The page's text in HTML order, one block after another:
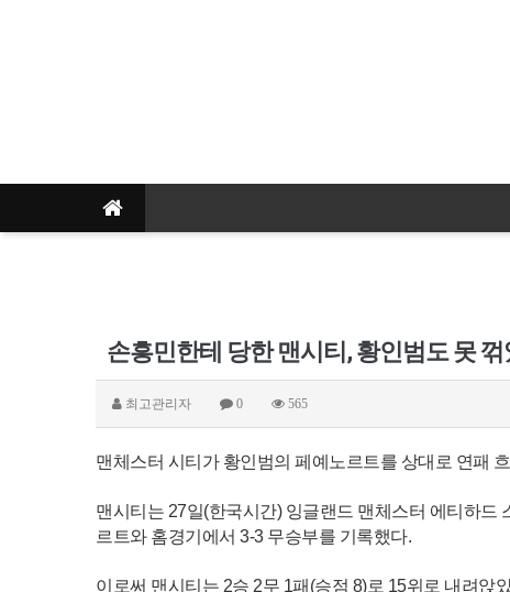
최고관리자 0 565
맨체스터 시티가 황인범의 페예노르트를 상대로 연패
맨시티는 27일(한국시간) 잉글랜드 맨체스터 에티하드
르트와 홈경기에서 3-3 무승부를 기록했다.
이로써 맨시티는 2승 2무 1패(승점 8)로 15위로 내려앉